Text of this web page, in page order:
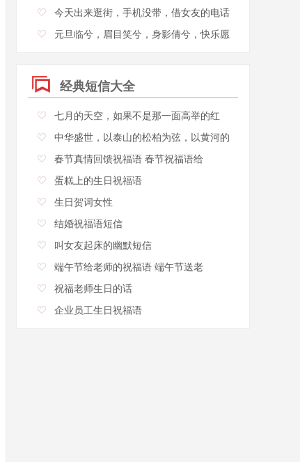
今天出来逛街，手机没带，借女友的电话
元旦临兮，眉目笑兮，身影倩兮，快乐愿
经典短信大全
七月的天空，如果不是那一面高举的红
中华盛世，以泰山的松柏为弦，以黄河的
春节真情回馈祝福语 春节祝福语给
蛋糕上的生日祝福语
生日贺词女性
结婚祝福语短信
叫女友起床的幽默短信
端午节给老师的祝福语 端午节送老
祝福老师生日的话
企业员工生日祝福语